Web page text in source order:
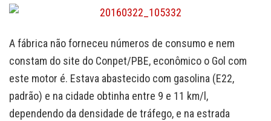
A fábrica não forneceu números de consumo e nem
constam do site do Conpet/PBE, econômico o Gol com
este motor é. Estava abastecido com gasolina (E22,
padrão) e na cidade obtinha entre 9 e 11 km/l,
dependendo da densidade de tráfego, e na estrada